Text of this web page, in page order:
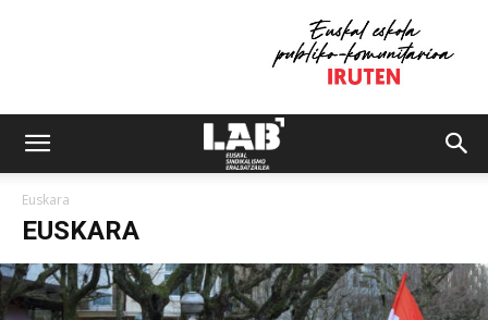
Euskara
EUSKARA